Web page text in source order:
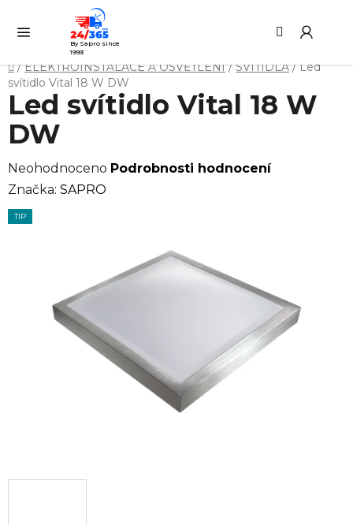
obsah
By Sapro since
1993
Domů
/ ELEKTROINSTALACE A OSVĚTLENÍ / SVÍTIDLA / Led
svítidlo Vital 18 W DW
Led svítidlo Vital 18 W
DW
Průměrné
hodnocení
produktu
hvězdiček.
Neohodnoceno Podrobnosti hodnocení
Značka: SAPRO
TIP